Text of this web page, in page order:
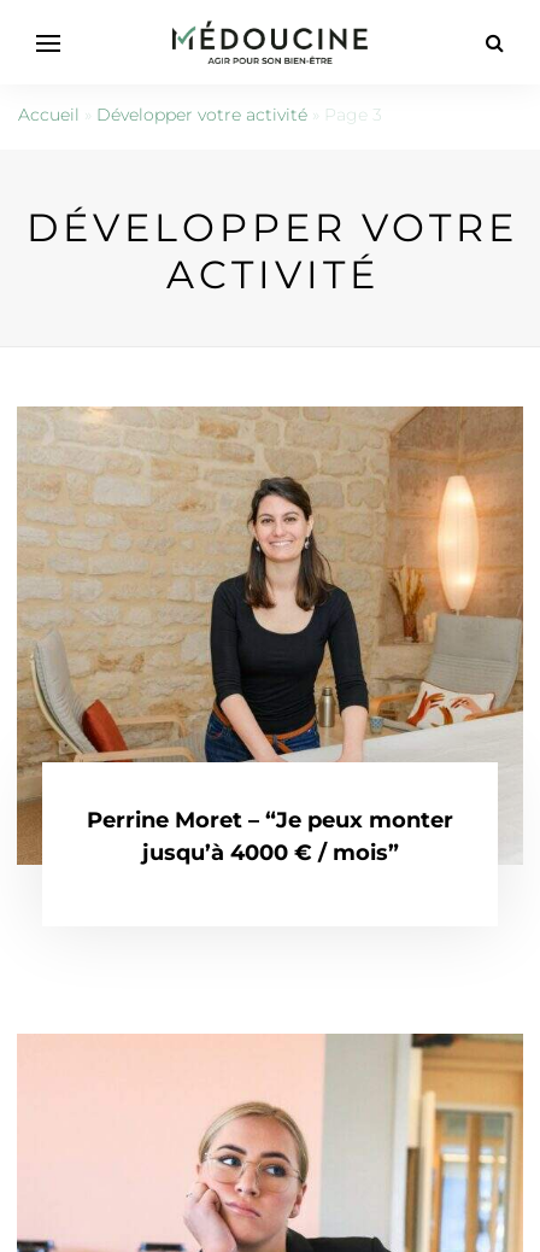
Accueil » Développer votre activité » Page 3
DÉVELOPPER VOTRE
ACTIVITÉ
Perrine Moret – “Je peux monter
jusqu’à 4000 € / mois”